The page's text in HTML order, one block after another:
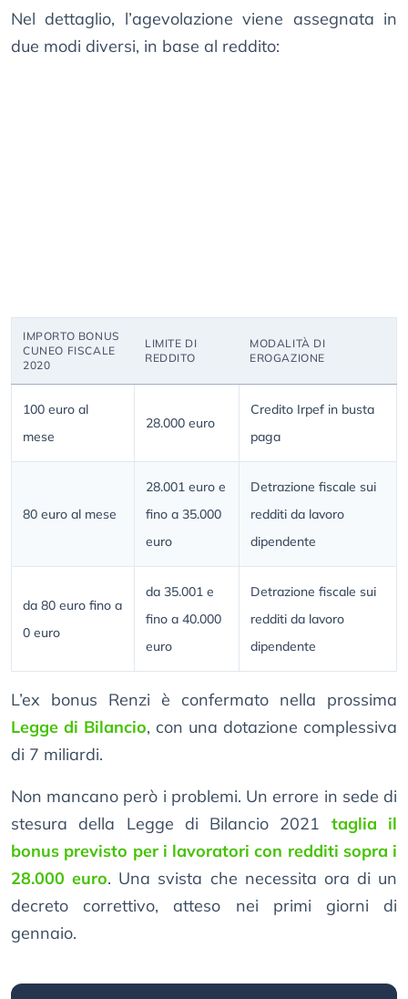
Nel dettaglio, l’agevolazione viene assegnata in
due modi diversi, in base al reddito:
IMPORTO BONUS
CUNEO FISCALE
2020
LIMITE DI
REDDITO
MODALITÀ DI
EROGAZIONE
100 euro al
mese
28.000 euro
Credito Irpef in busta
paga
80 euro al mese
28.001 euro e
fino a 35.000
euro
Detrazione fiscale sui
redditi da lavoro
dipendente
da 80 euro fino a
0 euro
da 35.001 e
fino a 40.000
euro
Detrazione fiscale sui
redditi da lavoro
dipendente
L’ex bonus Renzi è confermato nella prossima
Legge di Bilancio, con una dotazione complessiva
di 7 miliardi.
Non mancano però i problemi. Un errore in sede di
stesura della Legge di Bilancio 2021 taglia il
bonus previsto per i lavoratori con redditi sopra i
28.000 euro. Una svista che necessita ora di un
decreto correttivo, atteso nei primi giorni di
gennaio.